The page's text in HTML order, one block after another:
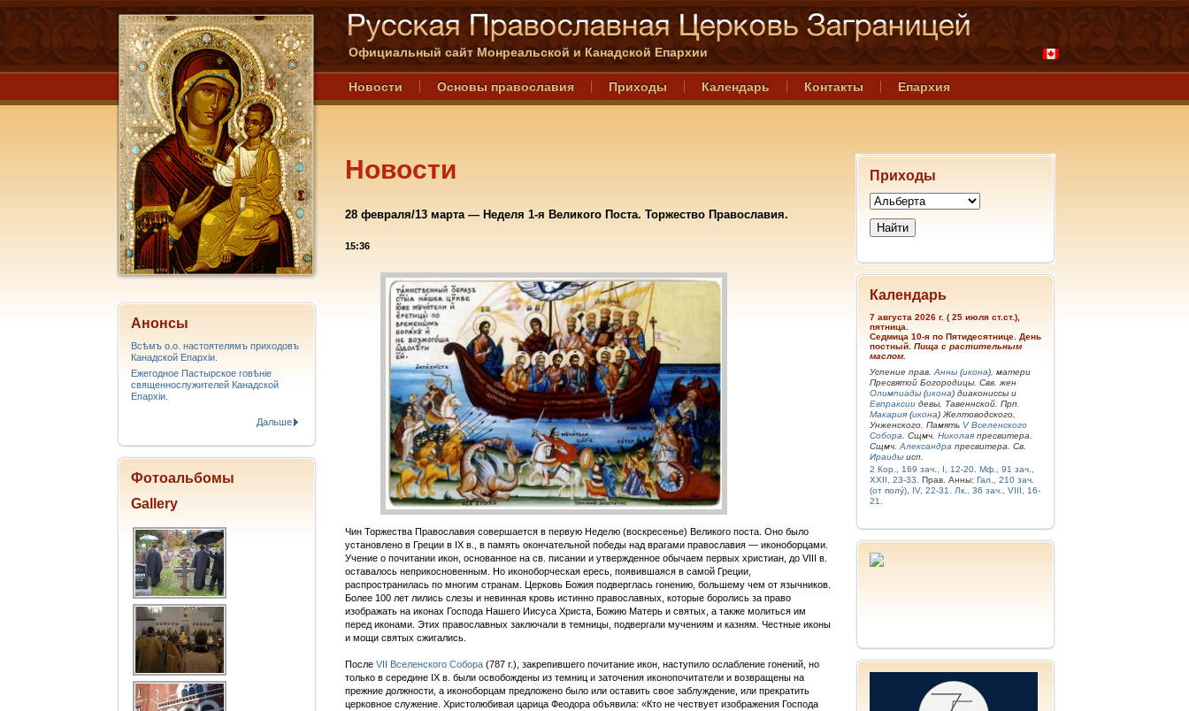
Официальный сайт Монреальской и Канадской Епархии
Новости Основы православия Приходы Календарь Контакты Епархия
Приходы
Календарь
7 августа 2026 г. ( 25 июля ст.ст.),
пятница.
Седмица 10-я по Пятидесятнице. День
постный. Пища с растительным
маслом.
Успение прав. Анны (икона), матери
Пресвятой Богородицы. Свв. жен
Олимпиады (икона) диакониссы и
Евпраксии девы, Тавеннской. Прп.
Макария (икона) Желтоводского,
Унженского. Память V Вселенского
Собора . Сщмч. Николая пресвитера.
Сщмч. Александра пресвитера. Св.
Ираиды исп.
2 Кор., 169 зач., I, 12-20. Мф., 91 зач.,
XXII, 23-33.
Прав. Анны: Гал., 210 зач.
(от полу́), IV, 22-31.
Лк., 36 зач., VIII, 16-
21.
Новости
28 февраля/13 марта — Неделя 1-я Великого Поста. Торжество Православия.
15:36
Чин Торжества Православия совершается в первую Неделю (воскресенье) Великого поста. Оно было
установлено в Греции в IX в., в память окончательной победы над врагами православия — иконоборцами.
Учение о почитании икон, основанное на св. писании и утвержденное обычаем первых христиан, до VIII в.
оставалось неприкосновенным. Но иконоборческая ересь, появившаяся в самой Греции,
распространилась по многим странам. Церковь Божия подверглась гонению, большему чем от язычников.
Более 100 лет лились слезы и невинная кровь истинно православных, которые боролись за право
изображать на иконах Господа Нашего Иисуса Христа, Божию Матерь и святых, а также молиться им
перед иконами. Этих православных заключали в темницы, подвергали мучениям и казням. Честные иконы
и мощи святых сжигались.
После VII Вселенского Собора (787 г.), закрепившего почитание икон, наступило ослабление гонений, но
только в середине IX в. были освобождены из темниц и заточения иконопочитатели и возвращены на
прежние должности, а иконоборцам предложено было или оставить свое заблуждение, или прекратить
церковное служение. Христолюбивая царица Феодора объявила: «Кто не чествует изображения Господа
Анонсы
Всѣмъ о.о. настоятелямъ приходовъ
Канадской Епархiи.
Ежегодное Пастырское говѣніе
священнослужителей Канадской
Епархіи.
Дальше
Фотоальбомы
Gallery